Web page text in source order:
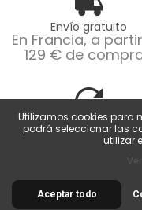
Envío gratuito
En Francia, a
129 € de
Devoluciones
Devoluciones
Utilizamos cookies para
podrá seleccionar las
utilizar
Aceptar todo